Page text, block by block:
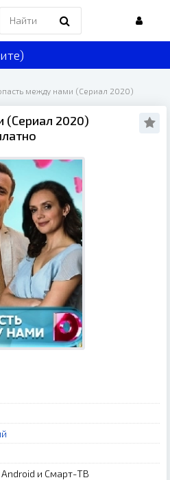
между нами (Сериал 2020)
(Сериал 2020)
Android и Смарт-ТВ